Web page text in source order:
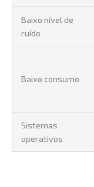
Baixo nível de
ruído
Baixo consumo
Sistemas
operativos